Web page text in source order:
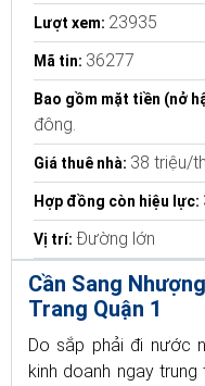
Lượt xem: 23935
Mã tin: 36277
Bao gồm mặt tiền (nở
đông.
Giá thuê nhà: 38 triệu/
Hợp đồng còn hiệu lực:
Vị trí: Đường lớn
Cần Sang
Trang Quận 1
Do sắp phải đi nước
kinh doanh ngay